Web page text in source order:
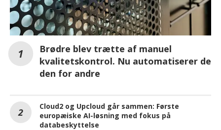
Brødre blev trætte af manuel
kvalitetskontrol. Nu automatiserer de
den for andre
Cloud2 og Upcloud går sammen: Første
europæiske AI-løsning med fokus på
databeskyttelse